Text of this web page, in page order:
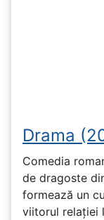
Drama
Comedia
de dragoste
formează un
viitorul relației